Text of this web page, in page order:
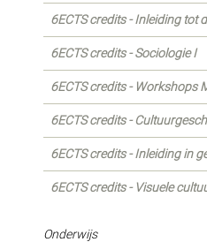
6ECTS credits - Inleiding tot
6ECTS credits - Sociologie I
6ECTS credits - Workshops
6ECTS credits -
6ECTS credits - Inleiding in
6ECTS credits - Visuele
Onderwijs